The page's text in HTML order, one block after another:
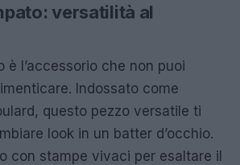
versatilità al
è l’accessorio che non puoi
Indossato come
questo pezzo versatile ti
look in un batter d’occhio.
con stampe vivaci per esaltare il